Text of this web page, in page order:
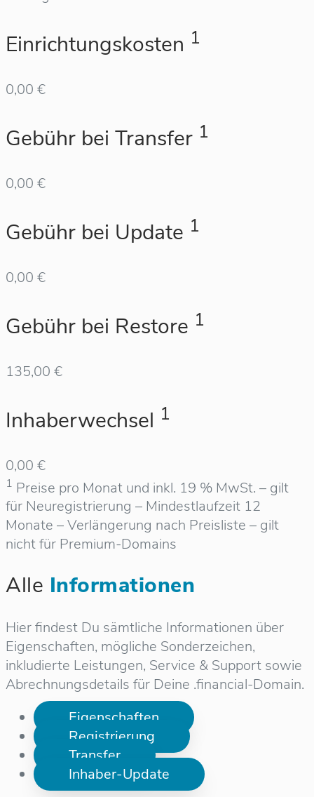
Einrichtungskosten 1
0,00 €
Gebühr bei Transfer 1
0,00 €
Gebühr bei Update 1
0,00 €
Gebühr bei Restore 1
135,00 €
Inhaberwechsel 1
0,00 €
1 Preise pro Monat und inkl. 19 % MwSt. – gilt
für Neuregistrierung – Mindestlaufzeit 12
Monate – Verlängerung nach Preisliste – gilt
nicht für Premium-Domains
Alle Informationen
Hier findest Du sämtliche Informationen über
Eigenschaften, mögliche Sonderzeichen,
inkludierte Leistungen, Service & Support sowie
Abrechnungsdetails für Deine .financial-Domain.
Eigenschaften
Registrierung
Transfer
Inhaber-Update